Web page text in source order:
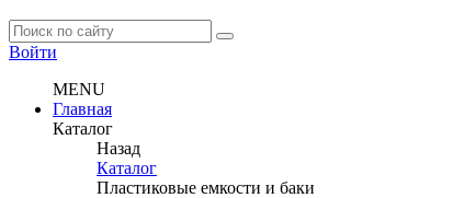
Войти
MENU
Главная
Каталог
Назад
Каталог
Пластиковые емкости и баки